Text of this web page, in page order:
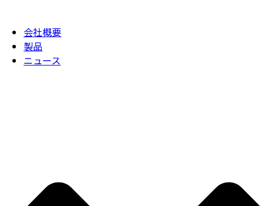
会社概要
製品
ニュース